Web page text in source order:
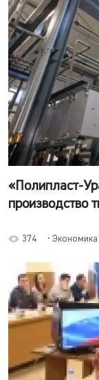
«Полипласт-
производство
374 • Экономика